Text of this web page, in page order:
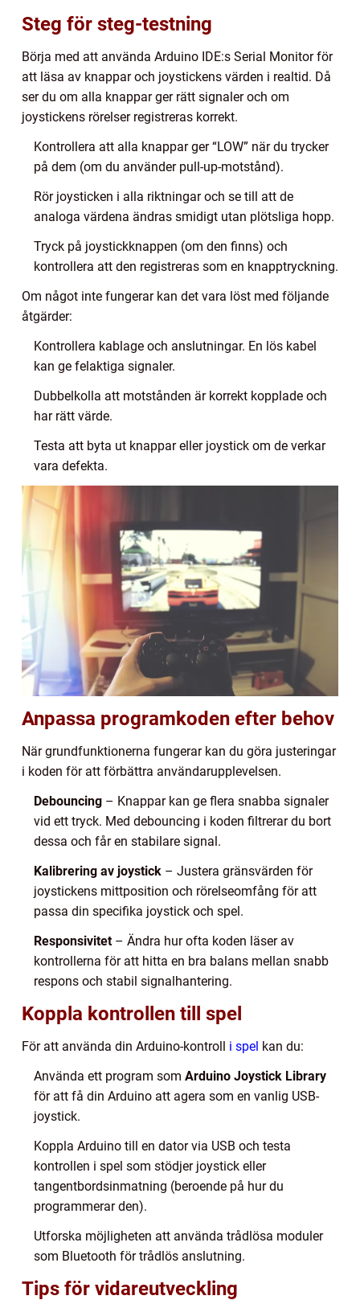
Steg för steg-testning
Börja med att använda Arduino IDE:s Serial Monitor för
att läsa av knappar och joystickens värden i realtid. Då
ser du om alla knappar ger rätt signaler och om
joystickens rörelser registreras korrekt.
Kontrollera att alla knappar ger “LOW” när du trycker
på dem (om du använder pull-up-motstånd).
Rör joysticken i alla riktningar och se till att de
analoga värdena ändras smidigt utan plötsliga hopp.
Tryck på joystickknappen (om den finns) och
kontrollera att den registreras som en knapptryckning.
Om något inte fungerar kan det vara löst med följande
åtgärder:
Kontrollera kablage och anslutningar. En lös kabel
kan ge felaktiga signaler.
Dubbelkolla att motstånden är korrekt kopplade och
har rätt värde.
Testa att byta ut knappar eller joystick om de verkar
vara defekta.
Anpassa programkoden efter behov
När grundfunktionerna fungerar kan du göra justeringar
i koden för att förbättra användarupplevelsen.
Debouncing – Knappar kan ge flera snabba signaler
vid ett tryck. Med debouncing i koden filtrerar du bort
dessa och får en stabilare signal.
Kalibrering av joystick – Justera gränsvärden för
joystickens mittposition och rörelseomfång för att
passa din specifika joystick och spel.
Responsivitet– Ändra hur ofta koden läser av
kontrollerna för att hitta en bra balans mellan snabb
respons och stabil signalhantering.
Koppla kontrollen till spel
För att använda din Arduino-kontroll i spel kan du:
Använda ett program som Arduino Joystick Library
för att få din Arduino att agera som en vanlig USB-
joystick.
Koppla Arduino till en dator via USB och testa
kontrollen i spel som stödjer joystick eller
tangentbordsinmatning (beroende på hur du
programmerar den).
Utforska möjligheten att använda trådlösa moduler
som Bluetooth för trådlös anslutning.
Tips för vidareutveckling